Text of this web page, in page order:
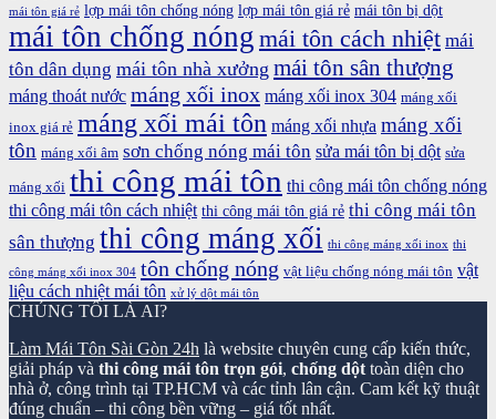
mái tôn giá rẻ lợp mái tôn chống nóng lợp mái tôn giá rẻ mái tôn bị dột
mái tôn chống nóng mái tôn cách nhiệt mái
tôn dân dụng mái tôn nhà xưởng mái tôn sân thượng
máng thoát nước máng xối inox máng xối inox 304 máng xối
inox giá rẻ máng xối mái tôn máng xối nhựa máng xối
tôn máng xối âm sơn chống nóng mái tôn sửa mái tôn bị dột sửa
máng xối thi công mái tôn thi công mái tôn chống nóng
thi công mái tôn cách nhiệt thi công mái tôn giá rẻ thi công mái tôn
sân thượng thi công máng xối thi công máng xối inox thi
công máng xối inox 304 tôn chống nóng vật liệu chống nóng mái tôn vật
liệu cách nhiệt mái tôn xử lý dột mái tôn
CHÚNG TÔI LÀ AI?
Làm Mái Tôn Sài Gòn 24h là website chuyên cung cấp kiến thức,
giải pháp và thi công mái tôn trọn gói, chống dột toàn diện cho
nhà ở, công trình tại TP.HCM và các tỉnh lân cận. Cam kết kỹ thuật
đúng chuẩn – thi công bền vững – giá tốt nhất.